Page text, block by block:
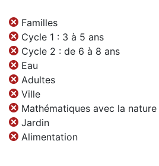
Familles
Cycle 1 : 3 à 5 ans
Cycle 2 : de 6 à 8 ans
Eau
Adultes
Ville
Mathématiques avec la nature
Jardin
Alimentation